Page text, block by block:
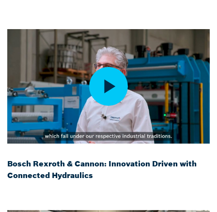
Bosch Rexroth & Cannon: Innovation Driven with
Connected Hydraulics